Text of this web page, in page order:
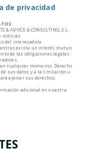
de privacidad
& ADVICE & CONSULTING, S.L.
noticias.
del interesado/a.
exista un interés mutuo
de las obligaciones legales.
cualquier momento. Derecho
sus datos y a la limitación u
ejercer sus derechos:
adicional en nuestra